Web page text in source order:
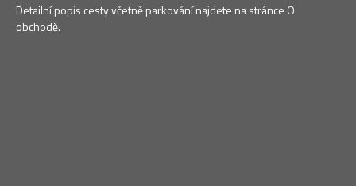
Detailní popis cesty včetně parkování najdete na stránce O
obchodě.